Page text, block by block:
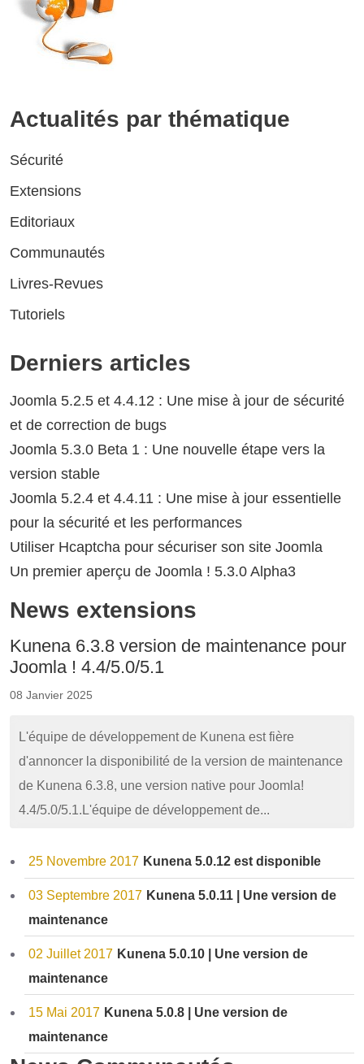
Actualités par thématique
Sécurité
Extensions
Editoriaux
Communautés
Livres-Revues
Tutoriels
Derniers articles
Joomla 5.2.5 et 4.4.12 : Une mise à jour de sécurité
et de correction de bugs
Joomla 5.3.0 Beta 1 : Une nouvelle étape vers la
version stable
Joomla 5.2.4 et 4.4.11 : Une mise à jour essentielle
pour la sécurité et les performances
Utiliser Hcaptcha pour sécuriser son site Joomla
Un premier aperçu de Joomla ! 5.3.0 Alpha3
News extensions
Kunena 6.3.8 version de maintenance pour
Joomla ! 4.4/5.0/5.1
08 Janvier 2025
L'équipe de développement de Kunena est fière
d'annoncer la disponibilité de la version de maintenance
de Kunena 6.3.8, une version native pour Joomla!
4.4/5.0/5.1.L'équipe de développement de...
25 Novembre 2017 Kunena 5.0.12 est disponible
03 Septembre 2017 Kunena 5.0.11 | Une version de
maintenance
02 Juillet 2017 Kunena 5.0.10 | Une version de
maintenance
15 Mai 2017 Kunena 5.0.8 | Une version de
maintenance